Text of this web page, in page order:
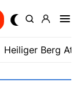
Heiliger Berg